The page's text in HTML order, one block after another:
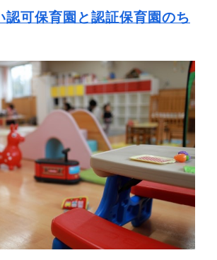
認可保育園と認証保育園のち